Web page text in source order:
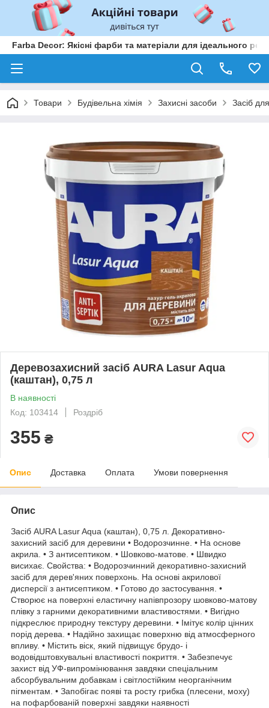
Farba Decor: Якісні фарби та матеріали для ідеального
Товари Будівельна хімія Захисні засоби Засіб
Деревозахисний засіб AURA Lasur Aqua
(каштан), 0,75 л
В наявності
Код: 103414
Роздріб
355 ₴
Опис Доставка Оплата Умови повернення
Опис
Засіб AURA Lasur Aqua (каштан), 0,75 л. Декоративно-
захисний засіб для деревини • Водорозчинне. • На основе
акрила. • З антисептиком. • Шовково-матове. • Швидко
висихає. Свойства: • Водорозчинний декоративно-захисний
засіб для дерев'яних поверхонь. На основі акрилової
дисперсії з антисептиком. • Готово до застосування. •
Створює на поверхні еластичну напівпрозору шовково-матову
плівку з гарними декоративними властивостями. • Вигідно
підкреслює природну текстуру деревини. • Імітує колір цінних
порід дерева. • Надійно захищає поверхню від атмосферного
впливу. • Містить віск, який підвищує брудо- і
водовідштовхувальні властивості покриття. • Забезпечує
захист від УФ-випромінювання завдяки спеціальним
абсорбувальним добавкам і світлостійким неорганічним
пігментам. • Запобігає появі та росту грибка (плесени, моху)
на пофарбованій поверхні завдяки наявності